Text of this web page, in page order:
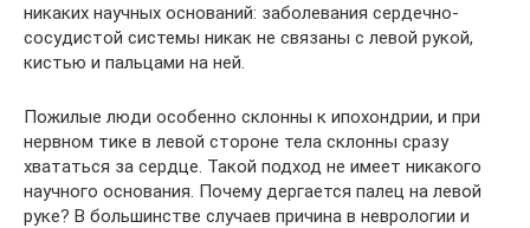
никаких научных оснований: заболевания сердечно-
сосудистой системы никак не связаны с левой рукой,
кистью и пальцами на ней.
Пожилые люди особенно склонны к ипохондрии, и при
нервном тике в левой стороне тела склонны сразу
хвататься за сердце. Такой подход не имеет никакого
научного основания. Почему дергается палец на левой
руке? В большинстве случаев причина в неврологии и